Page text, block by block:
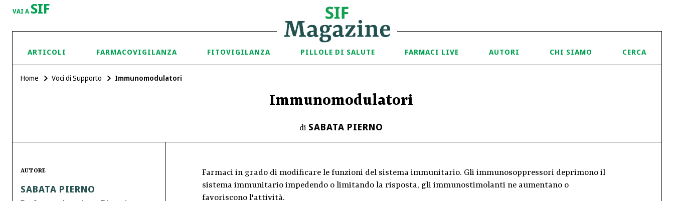
VAI A SIF
ARTICOLI FARMACOVIGILANZA FITOVIGILANZA PILLOLE DI SALUTE FARMACI LIVE AUTORI CHI SIAMO CERCA
Home Voci di Supporto Immunomodulatori
Immunomodulatori
di SABATA PIERNO
AUTORE
SABATA PIERNO
Farmaci in grado di modificare le funzioni del sistema immunitario. Gli immunosoppressori deprimono il
sistema immunitario impedendo o limitando la risposta, gli immunostimolanti ne aumentano o
favoriscono l'attività.